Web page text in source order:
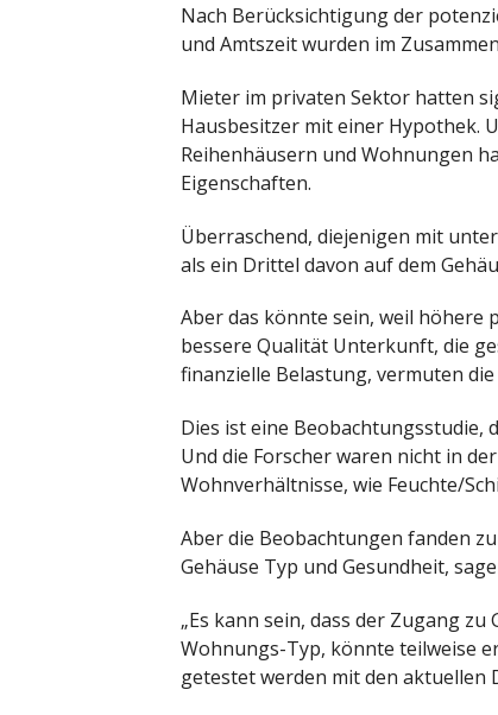
Nach Berücksichtigung der
und Amtszeit wurden im
Mieter im privaten Sektor hatten
Hausbesitzer mit einer Hypothek.
Reihenhäusern und Wohnungen
Eigenschaften.
Überraschend, diejenigen mit
als ein Drittel davon auf dem
Aber das könnte sein, weil
bessere Qualität Unterkunft, die
finanzielle Belastung, vermuten die
Dies ist eine Beobachtungsstudie,
Und die Forscher waren nicht in
Wohnverhältnisse, wie Feuchte/
Aber die Beobachtungen fanden
Gehäuse Typ und Gesundheit,
„Es kann sein, dass der Zugang
Wohnungs-Typ, könnte teilweise
getestet werden mit den aktuellen